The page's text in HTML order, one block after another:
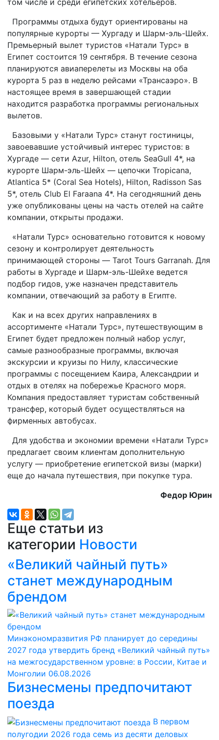
том числе и среди египетских хотельеров.
Программы отдыха будут ориентированы на
популярные курорты — Хургаду и Шарм-эль-Шейх.
Премьерный вылет туристов «Натали Турс» в
Египет состоится 19 сентября. В течение сезона
планируются авиаперелеты из Москвы на оба
курорта 5 раз в неделю рейсами «Трансаэро». В
настоящее время в завершающей стадии
находится разработка программы региональных
вылетов.
Базовыми у «Натали Турс» станут гостиницы,
завоевавшие устойчивый интерес туристов: в
Хургаде — сети Azur, Hilton, отель SeaGull 4*, на
курорте Шарм-эль-Шейх — цепочки Tropicana,
Atlantica 5* (Coral Sea Hotels), Hilton, Radisson Sas
5*, отель Club El Faraana 4*. На сегодняшний день
уже опубликованы цены на часть отелей на сайте
компании, открыты продажи.
«Натали Турс» основательно готовится к новому
сезону и контролирует деятельность
принимающей стороны — Tarot Tours Garranah. Для
работы в Хургаде и Шарм-эль-Шейхе ведется
подбор гидов, уже назначен представитель
компании, отвечающий за работу в Египте.
Как и на всех других направлениях в
ассортименте «Натали Турс», путешествующим в
Египет будет предложен полный набор услуг,
самые разнообразные программы, включая
экскурсии и круизы по Нилу, классические
программы с посещением Каира, Александрии и
отдых в отелях на побережье Красного моря.
Компания предоставляет туристам собственный
трансфер, который будет осуществляться на
фирменных автобусах.
Для удобства и экономии времени «Натали Турс»
предлагает своим клиентам дополнительную
услугу — приобретение египетской визы (марки)
еще до начала путешествия, при покупке тура.
Федор Юрин
Еще статьи из
категории Новости
«Великий чайный путь»
станет международным
брендом
Минэкономразвития РФ планирует до середины
2027 года утвердить бренд «Великий чайный путь»
на межгосударственном уровне: в России, Китае и
Монголии 06.08.2026
Бизнесмены предпочитают
поезда
В первом
полугодии 2026 года семь из десяти деловых